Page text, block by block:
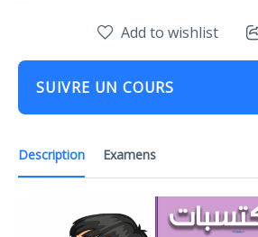
Description Examens
Add to wishlist
SUIVRE UN COURS